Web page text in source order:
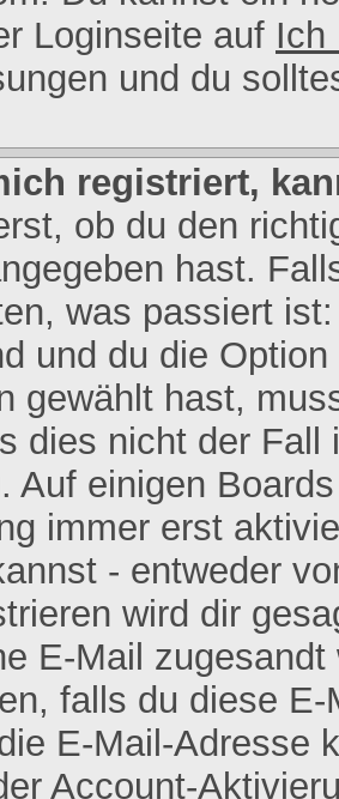
Loginseite auf Ich
und du
registriert,
ob du den
hast.
was passiert
und du die Option
gewählt hast,
dies nicht der
Auf einigen
immer erst
- entweder
wird dir
E-Mail
falls du diese
E-Mail-Adresse
Account-